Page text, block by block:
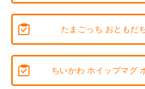
たまごっち おともだ
ちいかわ ホイップマグ